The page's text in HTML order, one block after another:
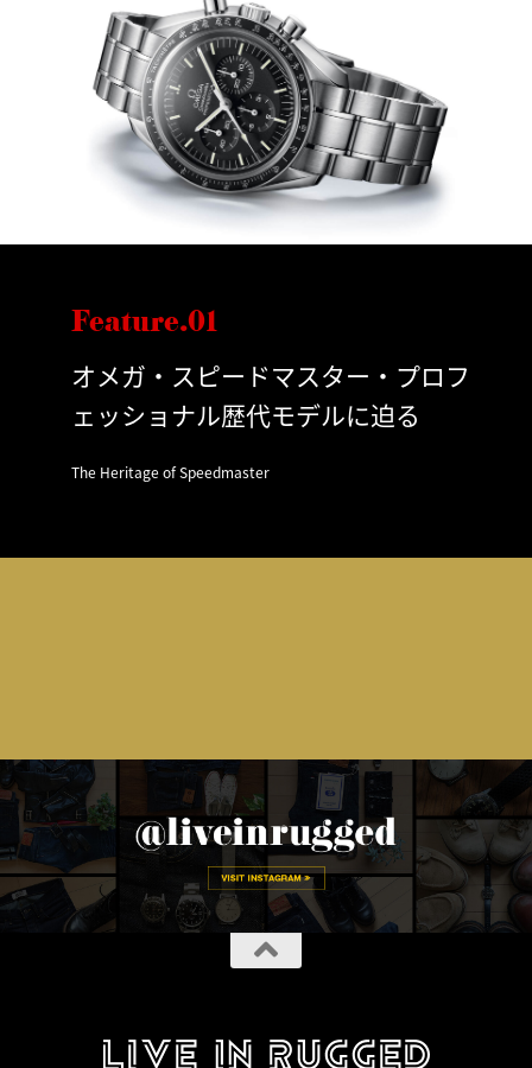
Feature.01
オメガ・スピードマスター・プロフ
ェッショナル歴代モデルに迫る
The Heritage of Speedmaster